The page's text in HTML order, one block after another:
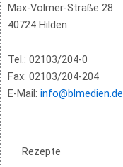
Max-Volmer-Straße 28
40724 Hilden
Tel.: 02103/204-0
Fax: 02103/204-204
E-Mail: info@blmedien.de
Rezepte